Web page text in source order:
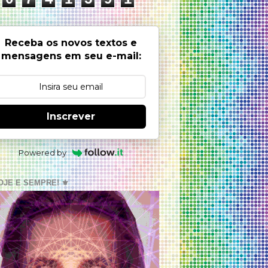
Receba os novos textos e
mensagens em seu e-mail:
Inscrever
Powered by
E SEMPRE! ⚜️